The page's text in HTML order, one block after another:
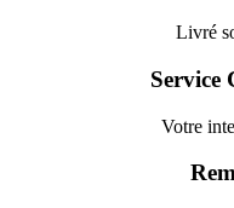
Livré
Service
Votre